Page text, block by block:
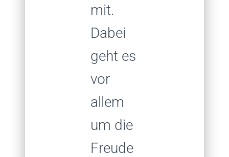
mit.
Dabei
geht es
vor
allem
um die
Freude